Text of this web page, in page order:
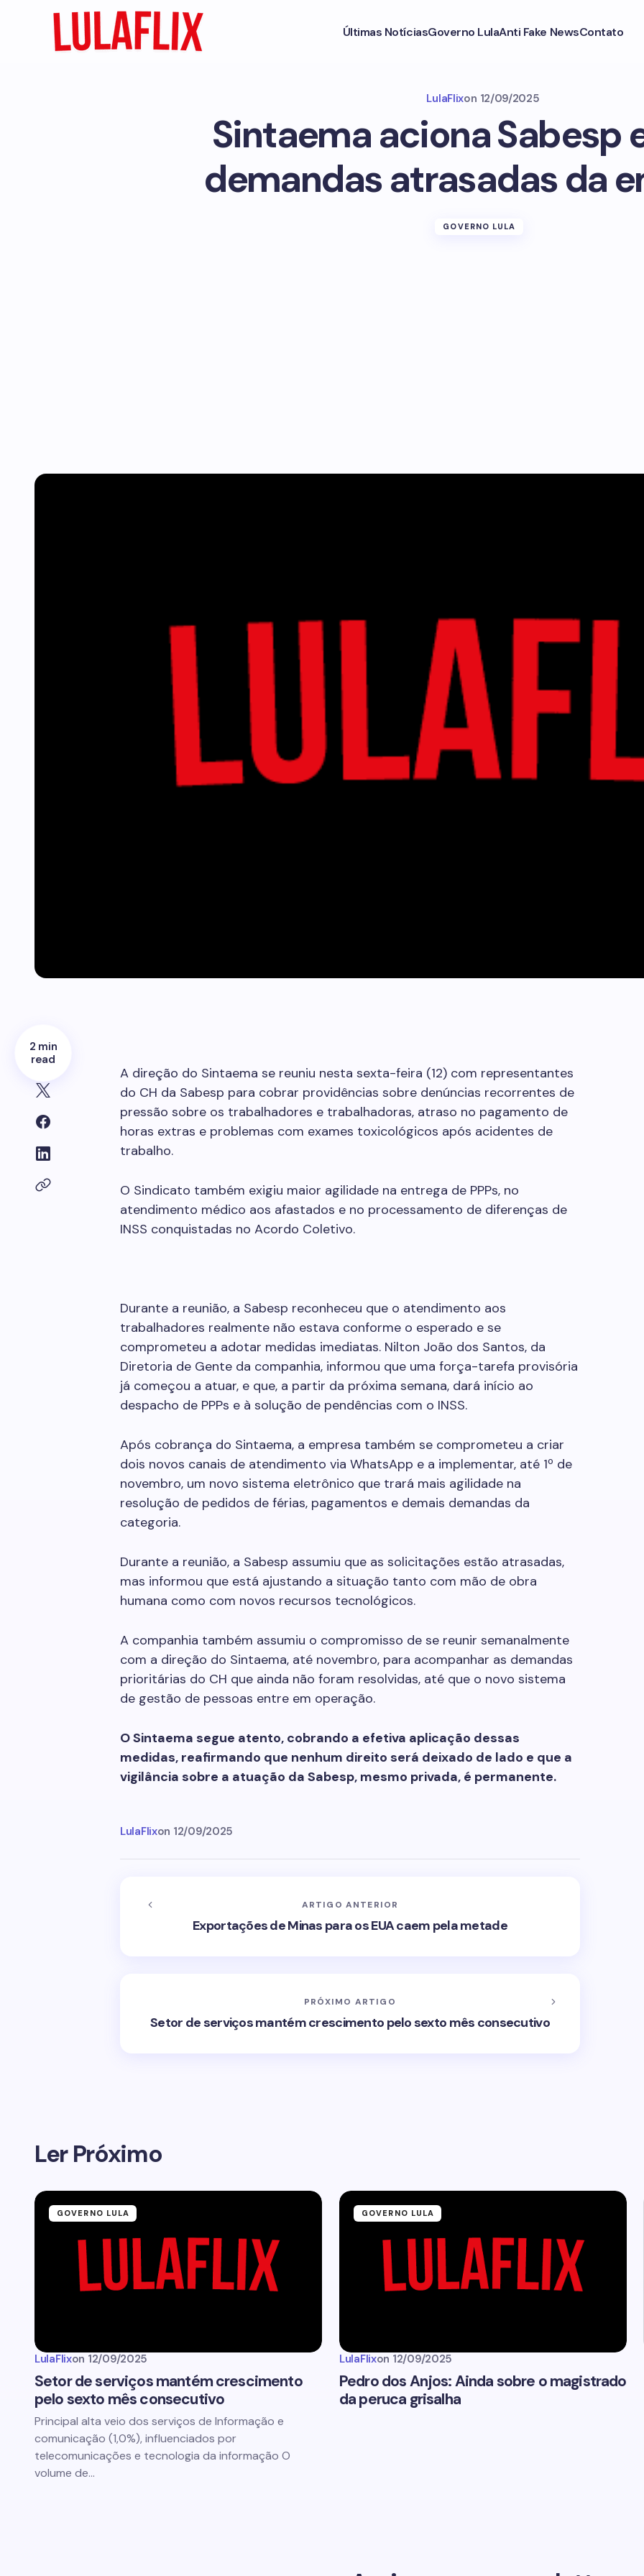
Últimas NotíciasGoverno LulaAnti Fake NewsContato
LulaFlixon 12/09/2025
Sintaema aciona Sabesp
demandas atrasadas da
GOVERNO LULA
2 min
read
A direção do Sintaema se reuniu nesta sexta-feira (12) com representantes
do CH da Sabesp para cobrar providências sobre denúncias recorrentes de
pressão sobre os trabalhadores e trabalhadoras, atraso no pagamento de
horas extras e problemas com exames toxicológicos após acidentes de
trabalho.
O Sindicato também exigiu maior agilidade na entrega de PPPs, no
atendimento médico aos afastados e no processamento de diferenças de
INSS conquistadas no Acordo Coletivo.
Durante a reunião, a Sabesp reconheceu que o atendimento aos
trabalhadores realmente não estava conforme o esperado e se
comprometeu a adotar medidas imediatas. Nilton João dos Santos, da
Diretoria de Gente da companhia, informou que uma força-tarefa provisória
já começou a atuar, e que, a partir da próxima semana, dará início ao
despacho de PPPs e à solução de pendências com o INSS.
Após cobrança do Sintaema, a empresa também se comprometeu a criar
dois novos canais de atendimento via WhatsApp e a implementar, até 1º de
novembro, um novo sistema eletrônico que trará mais agilidade na
resolução de pedidos de férias, pagamentos e demais demandas da
categoria.
Durante a reunião, a Sabesp assumiu que as solicitações estão atrasadas,
mas informou que está ajustando a situação tanto com mão de obra
humana como com novos recursos tecnológicos.
A companhia também assumiu o compromisso de se reunir semanalmente
com a direção do Sintaema, até novembro, para acompanhar as demandas
prioritárias do CH que ainda não foram resolvidas, até que o novo sistema
de gestão de pessoas entre em operação.
O Sintaema segue atento, cobrando a efetiva aplicação dessas
medidas, reafirmando que nenhum direito será deixado de lado e que a
vigilância sobre a atuação da Sabesp, mesmo privada, é permanente.
LulaFlixon 12/09/2025
ARTIGO ANTERIOR
Exportações de Minas para os EUA caem pela metade
PRÓXIMO ARTIGO
Setor de serviços mantém crescimento pelo sexto mês consecutivo
Ler Próximo
GOVERNO LULA
LulaFlixon 12/09/2025
Setor de serviços mantém crescimento
pelo sexto mês consecutivo
Principal alta veio dos serviços de Informação e
comunicação (1,0%), influenciados por
telecomunicações e tecnologia da informação O
volume de…
GOVERNO LULA
LulaFlixon 12/09/2025
Pedro dos Anjos: Ainda sobre o magistrado
da peruca grisalha